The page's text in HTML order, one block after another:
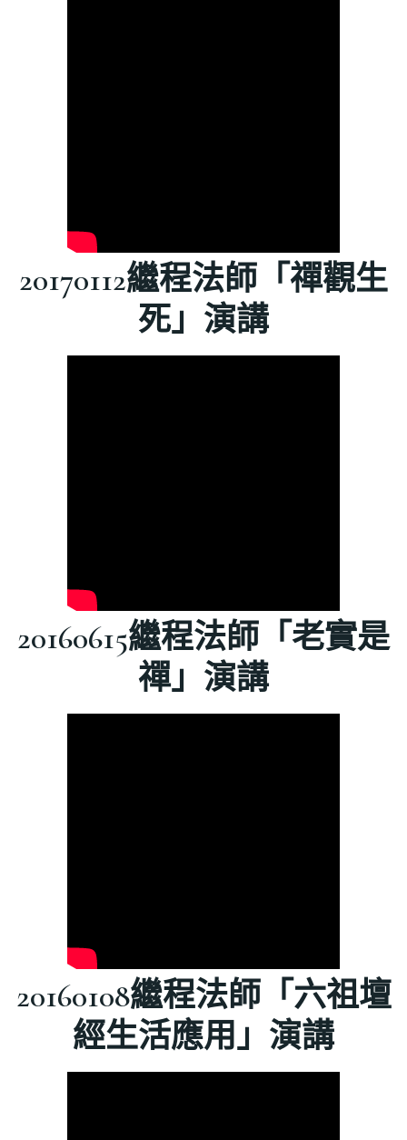
20170112繼程法師「禪觀生
死」演講
20160615繼程法師「老實是
禪」演講
20160108繼程法師「六祖壇
經生活應用」演講